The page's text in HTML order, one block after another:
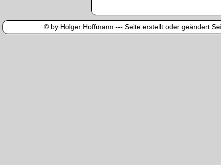
© by Holger Hoffmann --- Seite erstellt oder geändert